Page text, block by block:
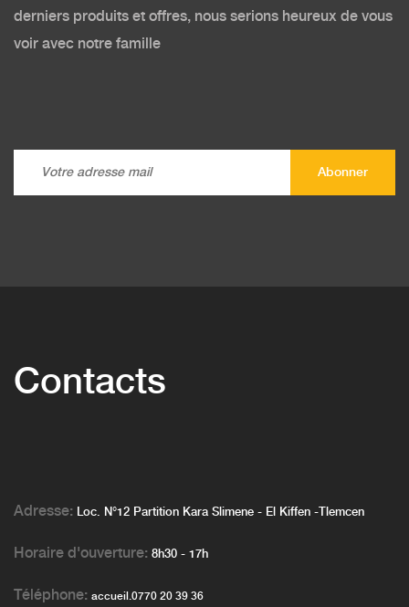
derniers produits et offres, nous serions heureux de vous
voir avec notre famille
Contacts
Adresse: Loc. N°12 Partition Kara Slimene - El Kiffen -Tlemcen
Horaire d'ouverture: 8h30 - 17h
Téléphone: accueil.0770 20 39 36